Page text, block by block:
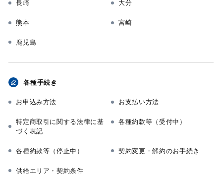
長崎 大分
熊本 宮崎
鹿児島
各種手続き
お申込み方法 お支払い方法
特定商取引に関する法律に基
づく表記
各種約款等（受付中）
各種約款等（停止中） 契約変更・解約のお手続き
供給エリア・契約条件